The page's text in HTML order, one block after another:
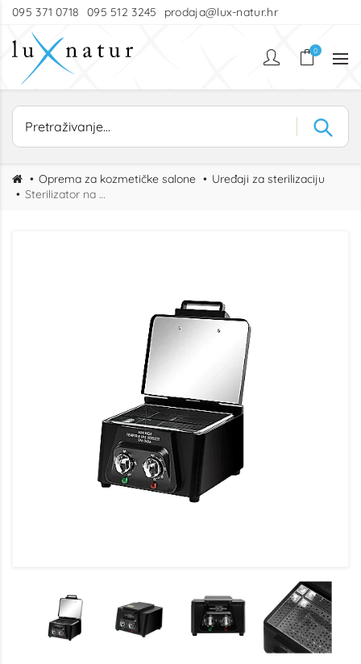
095 371 0718 095 512 3245 prodaja@lux-natur.hr
0
Oprema za kozmetičke salone
Uređaji za sterilizaciju
Sterilizator na vrući zrak min